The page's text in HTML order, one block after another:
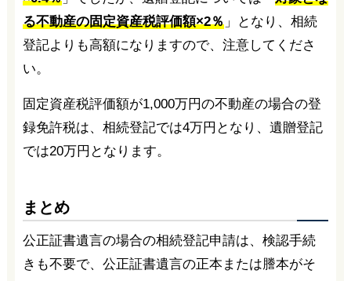
る不動産の固定資産税評価額×2％」となり、相続
登記よりも高額になりますので、注意してくださ
い。
固定資産税評価額が1,000万円の不動産の場合の登
録免許税は、相続登記では4万円となり、遺贈登記
では20万円となります。
まとめ
公正証書遺言の場合の相続登記申請は、検認手続
きも不要で、公正証書遺言の正本または謄本がそ